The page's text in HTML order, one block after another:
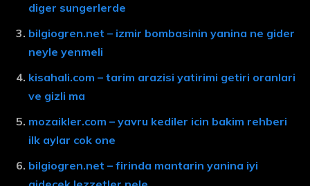
diger sungerlerde
bilgiogren.net – izmir bombasinin yanina ne gider
neyle yenmeli
kisahali.com – tarim arazisi yatirimi getiri oranlari
ve gizli ma
mozaikler.com – yavru kediler icin bakim rehberi
ilk aylar cok one
bilgiogren.net – firinda mantarin yanina iyi